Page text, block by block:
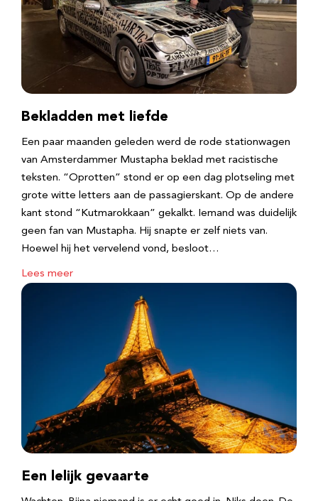
Bekladden met liefde
Een paar maanden geleden werd de rode stationwagen
van Amsterdammer Mustapha beklad met racistische
teksten. “Oprotten” stond er op een dag plotseling met
grote witte letters aan de passagierskant. Op de andere
kant stond “Kutmarokkaan” gekalkt. Iemand was duidelijk
geen fan van Mustapha. Hij snapte er zelf niets van.
Hoewel hij het vervelend vond, besloot…
Lees meer
Een lelijk gevaarte